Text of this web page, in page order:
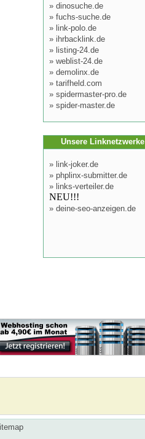
» dinosuche.de
» fuchs-suche.de
» link-polo.de
» ihrbacklink.de
» listing-24.de
» weblist-24.de
» demolinx.de
» tarifheld.com
» spidermaster-pro.de
» spider-master.de
Unsere Linknetzwerke
» link-joker.de
» phplinx-submitter.de
» links-verteiler.de
NEU!!!
» deine-seo-anzeigen.de